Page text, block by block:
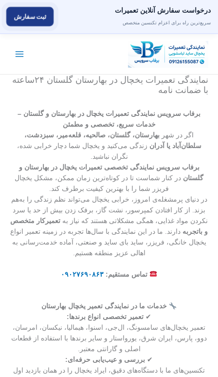
محتوا
نمایندگی تعمیرات یخچال در بهارستان گلستان ۲۴ساعته
با ضمانت نامه
برفاب سرویس نمایندگی تعمیرات یخچال در بهارستان و گلستان –
خدمات سریع، تخصصی و مطمئن
اگر در شهر بهارستان، گلستان، صالحیه، قلعه‌میر، سبزدشت،
سلطان‌آباد یا آدران زندگی می‌کنید و یخچال شما دچار خرابی شده،
نگران نباشید.
برفاب سرویس نمایندگی تخصصی تعمیرات یخچال در بهارستان و
گلستان در کنار شماست تا در کوتاه‌ترین زمان ممکن، مشکل یخچال
فریزر شما را با بهترین کیفیت برطرف کند.
در دنیای پرمشغله‌ی امروز، خرابی یخچال می‌تواند نظم زندگی را به‌هم
بزند. از کار افتادن کمپرسور، نشت گاز، برفک زدن بیش از حد یا سرد
نکردن مواد غذایی، همگی مشکلاتی هستند که نیاز به تعمیرکار متخصص
و باتجربه دارند. ما در این نمایندگی با سال‌ها تجربه در زمینه تعمیر انواع
یخچال خانگی، فریزر، ساید بای ساید و صنعتی، آماده خدمت‌رسانی به
اهالی عزیز منطقه هستیم.
تماس مستقیم: ۰۹۰۲۷۶۹۰۸۶۳
خدمات ما در نمایندگی تعمیر یخچال بهارستان
✔ تعمیر تخصصی انواع برندها:
تعمیر یخچال‌های سامسونگ، ال‌جی، اسنوا، هیمالیا، نیکسان، امرسان،
دوو، پارس، ایران شرق، یورواستار و سایر برندها با استفاده از قطعات
اصلی و گارانتی معتبر.
✔ بررسی و عیب‌یابی حرفه‌ای:
تکنسین‌های ما با دستگاه‌های دقیق، ایراد یخچال را در همان بازدید اول
درخواست سفارش آنلاین تعمیرات
سریع‌ترین راه برای اعزام تکنسین متخصص
ثبت سفارش